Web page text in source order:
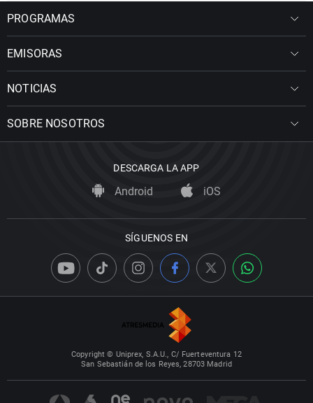
PROGRAMAS
EMISORAS
NOTICIAS
SOBRE NOSOTROS
DESCARGA LA APP
Android iOS
SÍGUENOS EN
Copyright © Uniprex, S.A.U., C/ Fuerteventura 12
San Sebastián de los Reyes, 28703 Madrid